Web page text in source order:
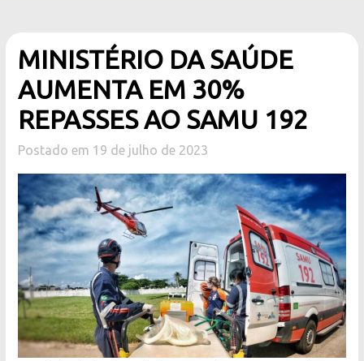
MINISTÉRIO DA SAÚDE
AUMENTA EM 30%
REPASSES AO SAMU 192
Postado em 19 de julho de 2023